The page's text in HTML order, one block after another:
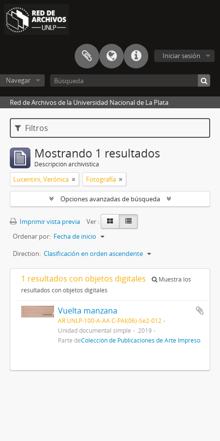
Iniciar sesión
Navegar
Red de Archivos de la Universidad Nacional de La Plata
Filtros
Mostrando 1 resultados
Descripción archivística
Lucentini, Verónica Fotografía
Opciones avanzadas de búsqueda
Imprimir vista previa
Ver :
Ordenar por: Fecha de inicio
Direction: Clasificación en orden ascendente
1 resultados con objetos digitales
Muestra los
resultados con objetos digitales
Vuelta manzana
AR UNLP-100-A-AA C-PAI(06)-Se2-012
Unidad documental simple
2019
Parte deColección de Publicaciones de Arte Impreso